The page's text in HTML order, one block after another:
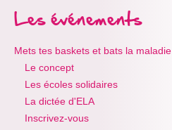
Les événements
Mets tes baskets et bats la maladie
Le concept
Les écoles solidaires
La dictée d'ELA
Inscrivez-vous